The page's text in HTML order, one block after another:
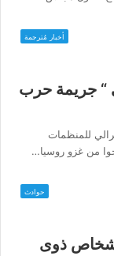
أخبار مُترجمة
“ جريمة حرب
للمنظمات
من غزو روسيا…
حوادث
ذوى